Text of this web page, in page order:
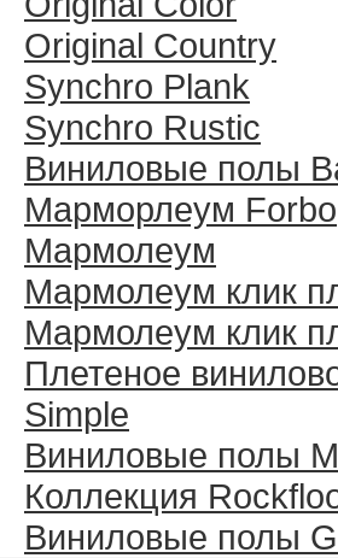
Original Country
Synchro Plank
Synchro Rustic
Виниловые полы
Марморлеум Forbo
Мармолеум
Мармолеум клик
Мармолеум клик
Плетеное
Simple
Виниловые полы
Коллекция
Виниловые полы